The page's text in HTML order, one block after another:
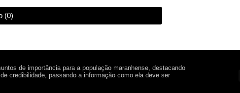
(0)
de importância para a população maranhense, destacando
credibilidade, passando a informação como ela deve ser